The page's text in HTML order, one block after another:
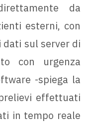
da
esterni, con
sul server di
con urgenza
-spiega la
effettuati
in tempo reale